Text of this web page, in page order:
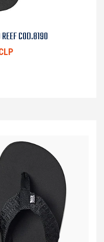
COD.8190